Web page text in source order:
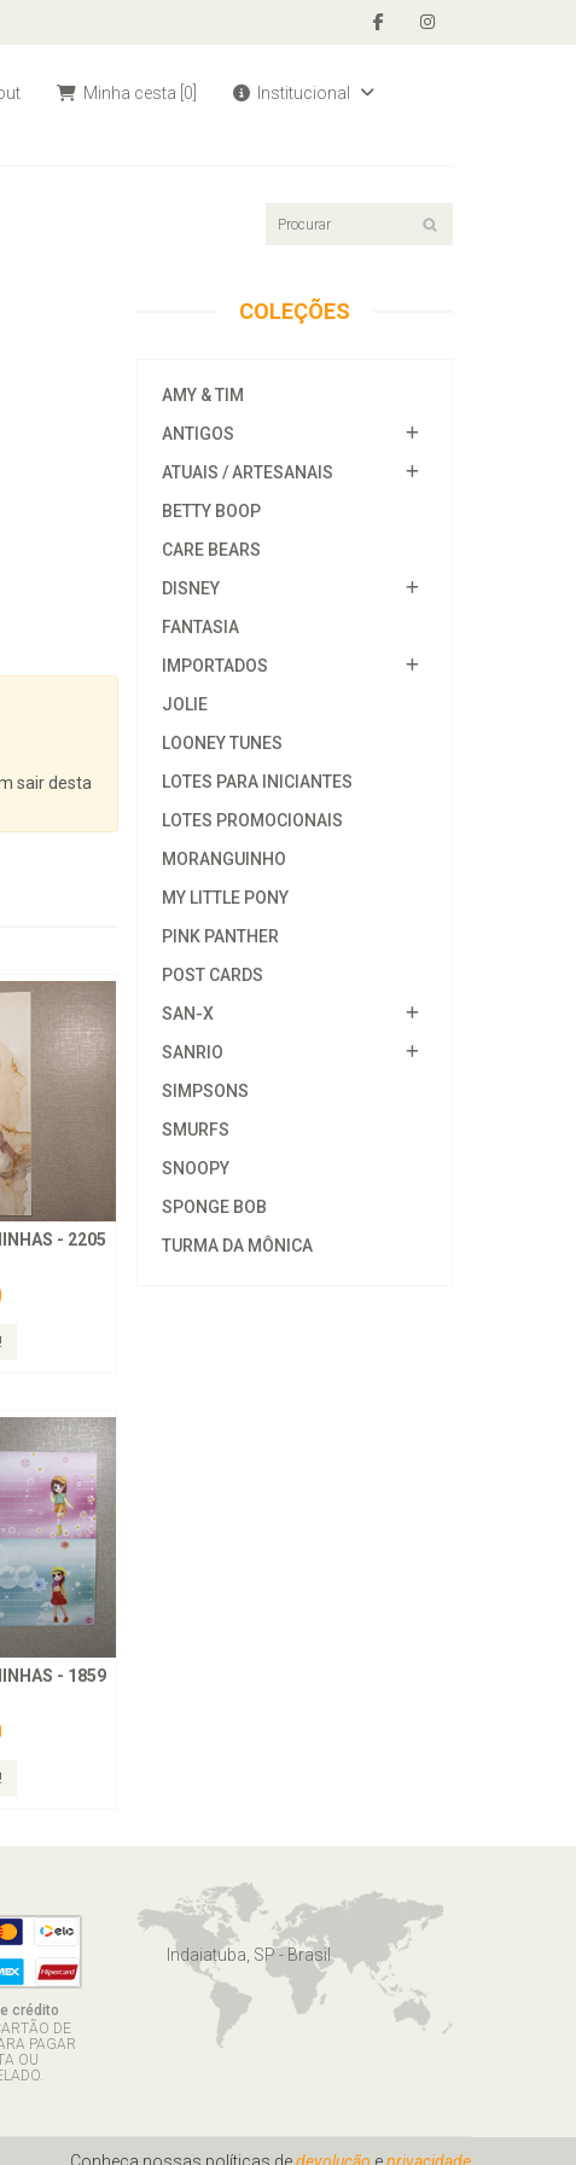
Minha cesta [0]
Institucional
sair desta
- 2205
- 1859
COLEÇÕES
AMY & TIM
ANTIGOS
ATUAIS / ARTESANAIS
BETTY BOOP
CARE BEARS
DISNEY
FANTASIA
IMPORTADOS
JOLIE
LOONEY TUNES
LOTES PARA INICIANTES
LOTES PROMOCIONAIS
MORANGUINHO
MY LITTLE PONY
PINK PANTHER
POST CARDS
SAN-X
SANRIO
SIMPSONS
SMURFS
SNOOPY
SPONGE BOB
TURMA DA MÔNICA
crédito
DE
PAGAR
OU
Indaiatuba, SP - Brasil